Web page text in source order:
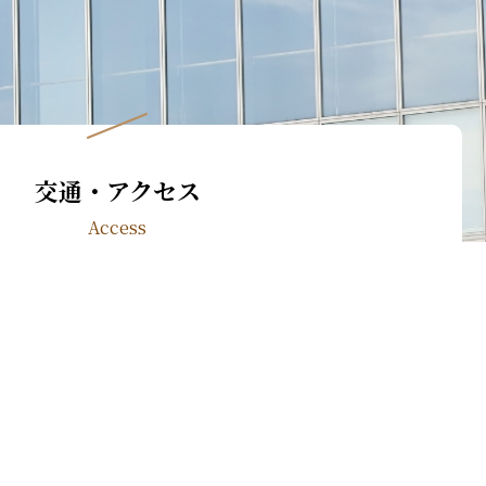
交通・アクセス
Access